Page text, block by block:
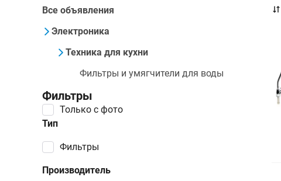
Все объявления
Электроника
Техника для кухни
Фильтры и умягчители для воды
Фильтры
Тип
фильтры
Производитель
Только с фото